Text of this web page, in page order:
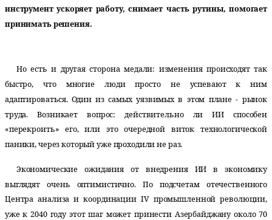
инструмент ускоряет работу, снимает часть рутины, помогает
принимать решения.
Но есть и другая сторона медали: изменения происходят так
быстро, что многие люди просто не успевают к ним
адаптироваться. Один из самых уязвимых в этом плане - рынок
труда. Возникает вопрос: действительно ли ИИ способен
«перекроить» его, или это очередной виток технологической
паники, через который уже проходили не раз.
Экономические ожидания от внедрения ИИ в экономику
выглядят очень оптимистично. По подсчетам отечественного
Центра анализа и координации IV промышленной революции,
уже к 2040 году этот шаг может принести Азербайджану около 70